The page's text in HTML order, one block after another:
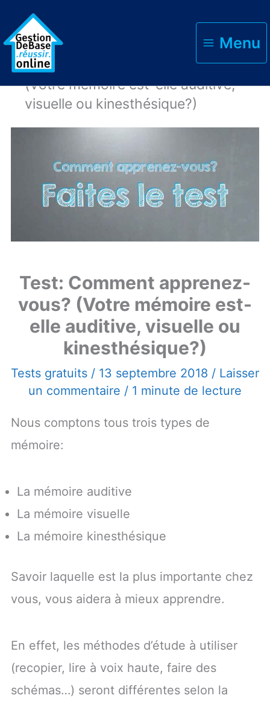
Menu
Accueil
Test: Comment apprenez-vous?
(Votre mémoire est-elle auditive,
visuelle ou kinesthésique?)
Test: Comment apprenez-
vous? (Votre mémoire est-
elle auditive, visuelle ou
kinesthésique?)
Tests gratuits / 13 septembre 2018 / Laisser
un commentaire / 1 minute de lecture
Nous comptons tous trois types de
mémoire:
La mémoire auditive
La mémoire visuelle
La mémoire kinesthésique
Savoir laquelle est la plus importante chez
vous, vous aidera à mieux apprendre.
En effet, les méthodes d’étude à utiliser
(recopier, lire à voix haute, faire des
schémas…) seront différentes selon la